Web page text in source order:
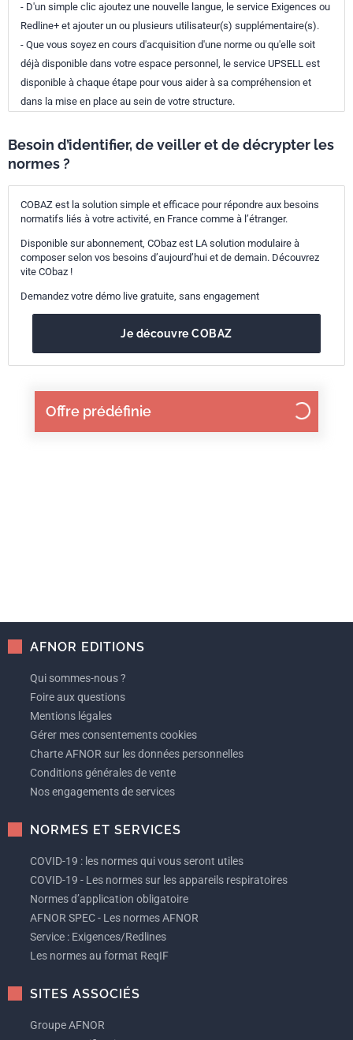
Offre prédéfinie
- D'un simple clic ajoutez une nouvelle langue, le service Exigences ou
Redline+ et ajouter un ou plusieurs utilisateur(s) supplémentaire(s).
- Que vous soyez en cours d'acquisition d'une norme ou qu'elle soit
déjà disponible dans votre espace personnel, le service UPSELL est
disponible à chaque étape pour vous aider à sa compréhension et
dans la mise en place au sein de votre structure.
Besoin d’identifier, de veiller et de décrypter les
normes ?
COBAZ est la solution simple et efficace pour répondre aux besoins
normatifs liés à votre activité, en France comme à l’étranger.
Disponible sur abonnement, CObaz est LA solution modulaire à
composer selon vos besoins d’aujourd’hui et de demain. Découvrez
vite CObaz !
Demandez votre démo live gratuite, sans engagement
Je découvre COBAZ
AFNOR EDITIONS
Qui sommes-nous ?
Foire aux questions
Mentions légales
Gérer mes consentements cookies
Charte AFNOR sur les données personnelles
Conditions générales de vente
Nos engagements de services
NORMES ET SERVICES
COVID-19 : les normes qui vous seront utiles
COVID-19 - Les normes sur les appareils respiratoires
Normes d’application obligatoire
AFNOR SPEC - Les normes AFNOR
Service : Exigences/Redlines
Les normes au format ReqIF
SITES ASSOCIÉS
Groupe AFNOR